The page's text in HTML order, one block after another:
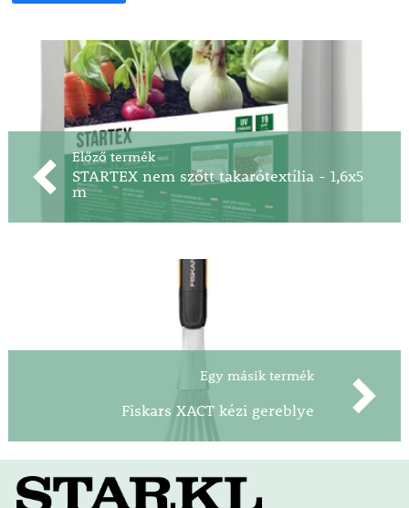
Előző termék
STARTEX nem szőtt takarótextília - 1,6x5
m
Egy másik termék
Fiskars XACT kézi gereblye